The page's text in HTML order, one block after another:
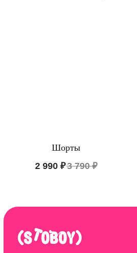
Шорты
2 990 ₽3 790 ₽
Политика конфиденциальности
ИНН 9701202160